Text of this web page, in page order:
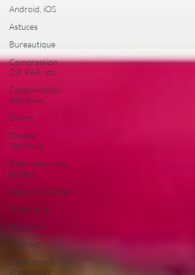
Android, iOS
Astuces
Bureautique
Compression
ZIP, RAR, etc.
Customisation
Windows
Divers
Dossier
Windows
Explorateurs de
fichiers
Gestion Système
Graphisme
Hardware
Internet
Lightroom &
Photoshop